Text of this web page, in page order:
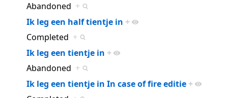
Abandoned +
Ik leg een half tientje in +
Completed +
Ik leg een tientje in +
Abandoned +
Ik leg een tientje in In case of fire editie +